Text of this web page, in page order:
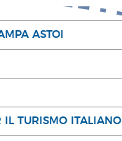
ASTOI
IL TURISMO ITALIANO